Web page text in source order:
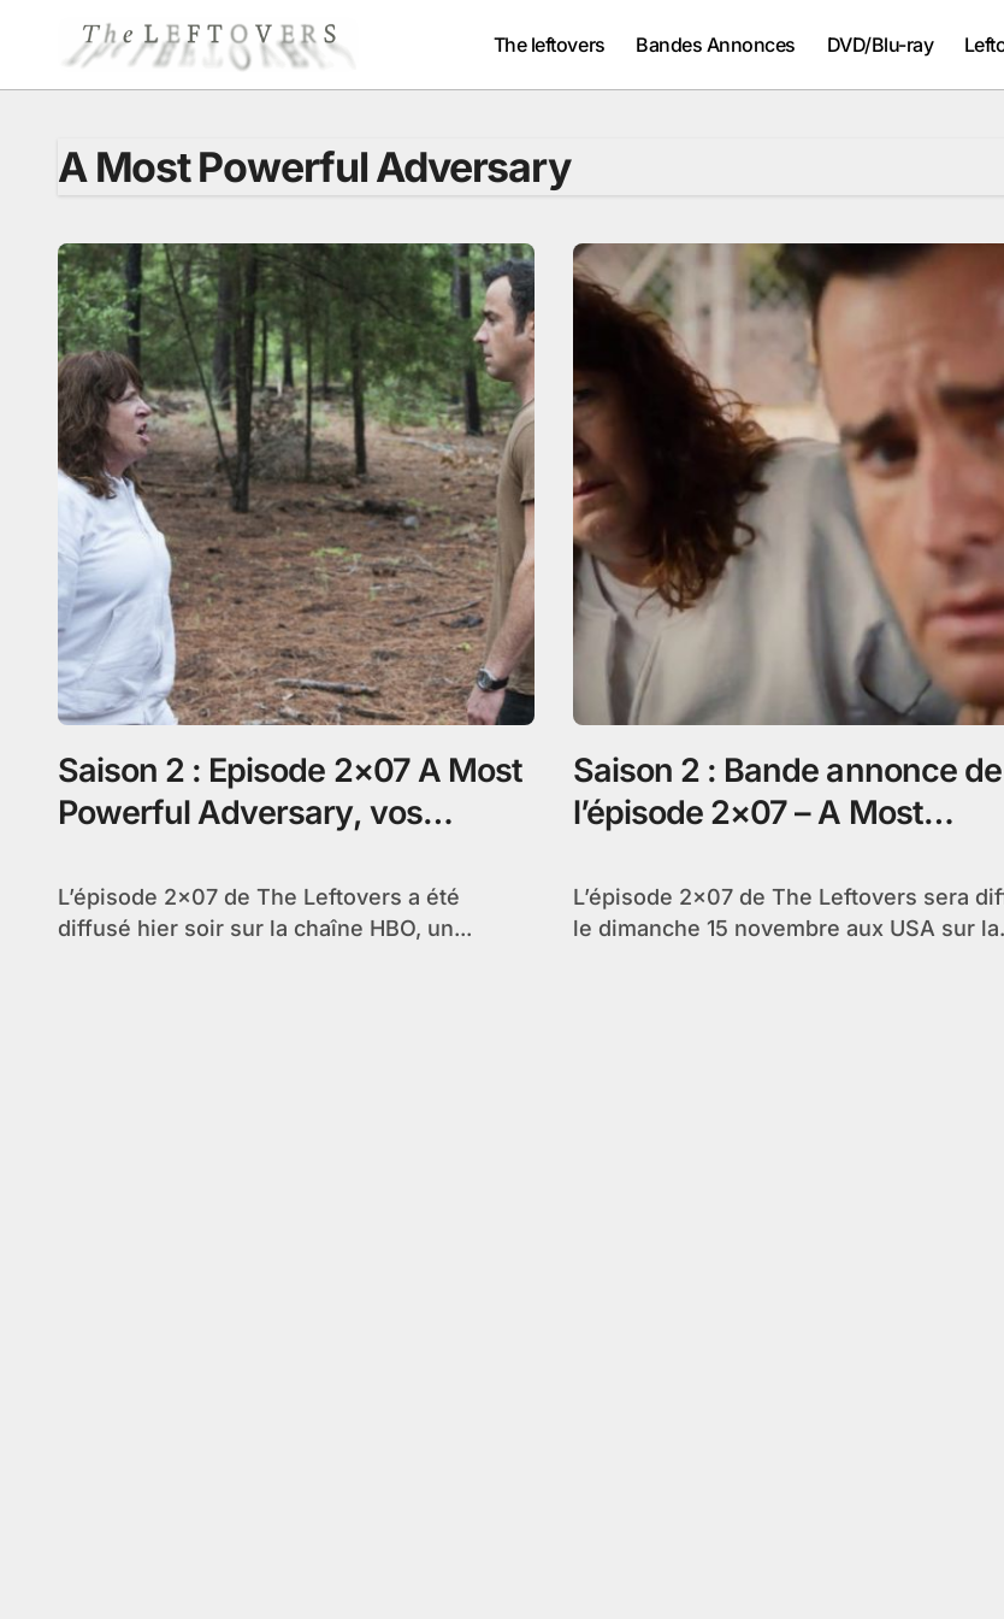
contenu
The leftovers Bandes Annonces DVD/Blu-ray
A Most Powerful Adversary
Saison 2 : Episode 2×07 A Most
Powerful Adversary, vos
L’épisode 2×07 de The Leftovers a été
diffusé hier soir sur la chaîne HBO, un...
Saison 2 : Bande annonce de
l’épisode 2×07 – A Most
L’épisode 2×07 de The Leftovers sera diffusé
le dimanche 15 novembre aux USA sur